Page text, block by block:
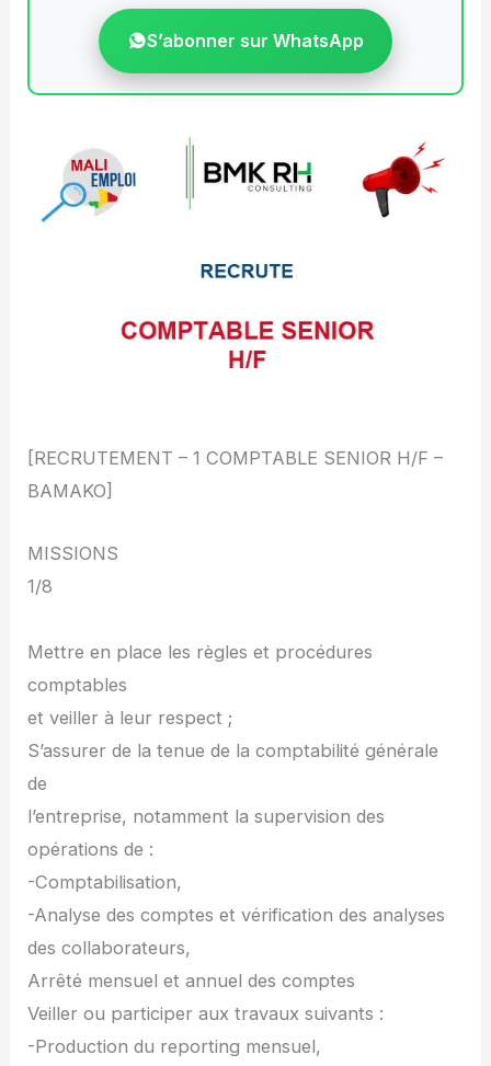
S’abonner sur WhatsApp
[RECRUTEMENT – 1 COMPTABLE SENIOR H/F –
BAMAKO]
MISSIONS
1/8
Mettre en place les règles et procédures
comptables
et veiller à leur respect ;
S’assurer de la tenue de la comptabilité générale
de
l’entreprise, notamment la supervision des
opérations de :
-Comptabilisation,
-Analyse des comptes et vérification des analyses
des collaborateurs,
Arrêté mensuel et annuel des comptes
Veiller ou participer aux travaux suivants :
-Production du reporting mensuel,